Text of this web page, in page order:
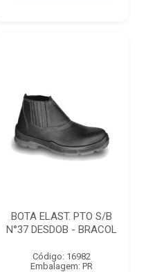
BOTA ELAST. PTO S/B
N°37 DESDOB - BRACOL
Código: 16982
Embalagem: PR